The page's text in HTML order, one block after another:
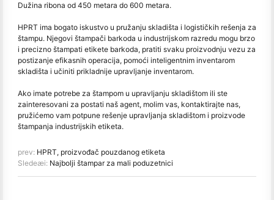
Dužina ribona od 450 metara do 600 metara.
HPRT ima bogato iskustvo u pružanju skladišta i logističkih rešenja za
štampu. Njegovi štampači barkoda u industrijskom razredu mogu brzo
i precizno štampati etikete barkoda, pratiti svaku proizvodnju vezu za
postizanje efikasnih operacija, pomoći inteligentnim inventarom
skladišta i učiniti prikladnije upravljanje inventarom.
Ako imate potrebe za štampom u upravljanju skladištom ili ste
zainteresovani za postati naš agent, molim vas, kontaktirajte nas,
pružićemo vam potpune rešenje upravljanja skladištom i proizvode
štampanja industrijskih etiketa.
prev: HPRT, proizvođač pouzdanog etiketa
Sledeæi: Najbolji štampar za mali poduzetnici